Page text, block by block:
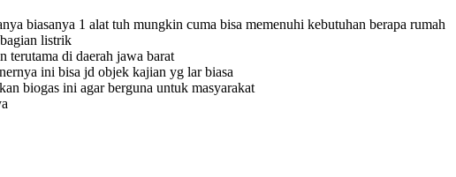
biasanya 1 alat tuh mungkin cuma bisa memenuhi kebutuhan berapa rumah
listrik
terutama di daerah jawa barat
ini bisa jd objek kajian yg lar biasa
biogas ini agar berguna untuk masyarakat